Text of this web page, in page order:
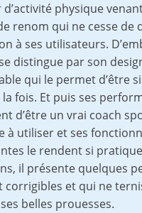
physique
renom qui ne cesse de
à ses utilisateurs.
distingue par son
qui le permet d’être
la fois. Et puis ses
d’être un vrai coach
à utiliser et ses
le rendent si
il présente quelques
corrigibles et qui ne
belles prouesses.